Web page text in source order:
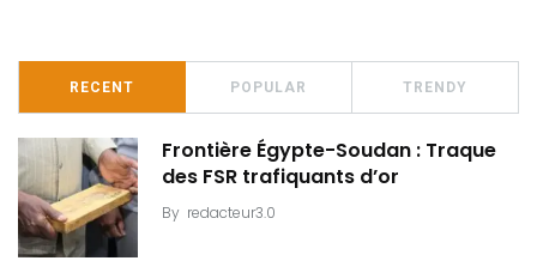
RECENT POPULAR TRENDY
Frontière Égypte-Soudan : Traque
des FSR trafiquants d’or
By redacteur3.0